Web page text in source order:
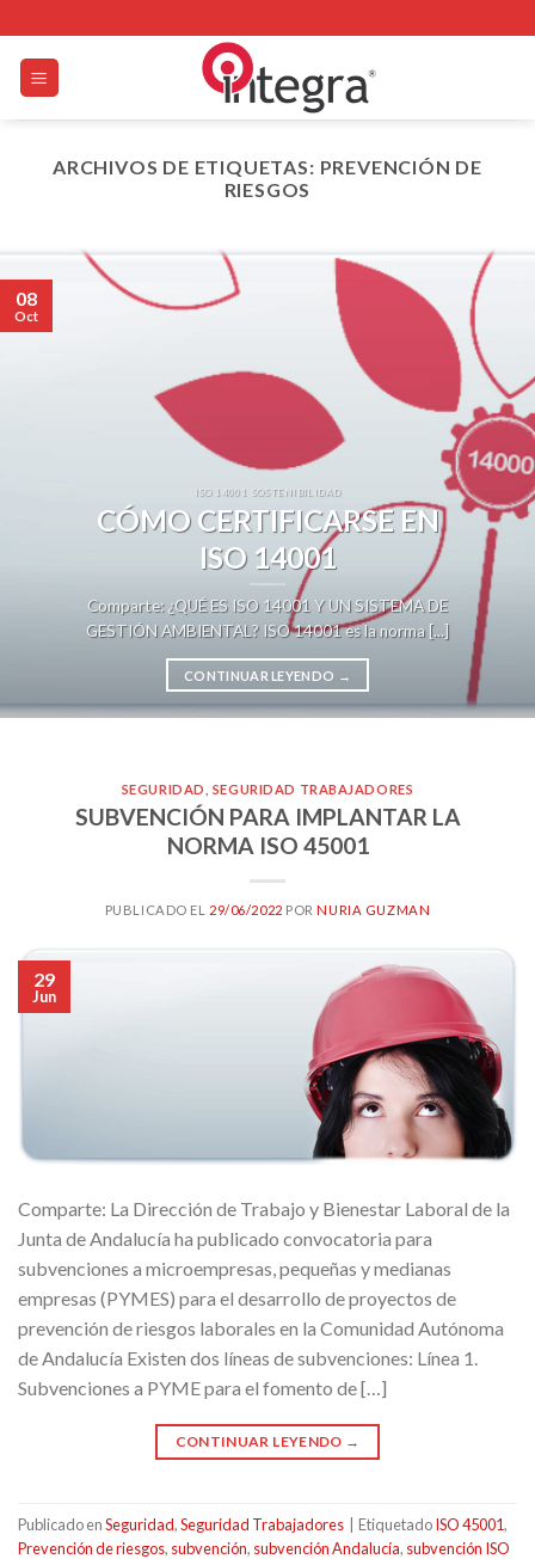
to
content
ARCHIVOS DE ETIQUETAS: PREVENCIÓN DE
RIESGOS
ISO 14001 SOSTENIBILIDAD
CÓMO CERTIFICARSE EN
ISO 14001
Comparte: ¿QUÉ ES ISO 14001 Y UN SISTEMA DE
GESTIÓN AMBIENTAL? ISO 14001 es la norma [...]
CONTINUAR LEYENDO →
08
Oct
SEGURIDAD SEGURIDAD TRABAJADORES
SUBVENCIÓN PARA IMPLANTAR LA
NORMA ISO 45001
PUBLICADO EL 29/06/2022 PORNURIA GUZMAN
29
Jun
Comparte: La Dirección de Trabajo y Bienestar Laboral de la
Junta de Andalucía ha publicado convocatoria para
subvenciones a microempresas, pequeñas y medianas
empresas (PYMES) para el desarrollo de proyectos de
prevención de riesgos laborales en la Comunidad Autónoma
de Andalucía Existen dos líneas de subvenciones: Línea 1.
Subvenciones a PYME para el fomento de […]
CONTINUAR LEYENDO →
Publicado enSeguridad,Seguridad Trabajadores | EtiquetadoISO 45001,
Prevención de riesgos, subvención, subvención Andalucía, subvención ISO